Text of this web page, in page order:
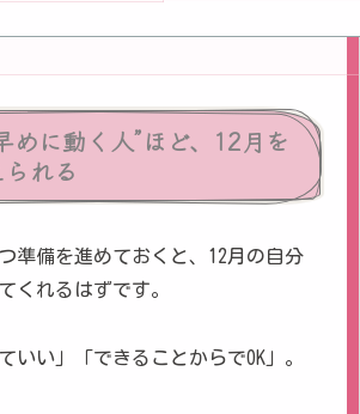
めに動く人”ほど、12月を
れる
準備を進めておくと、12月の自分
くれるはずです。
いい」「できることからでOK」。